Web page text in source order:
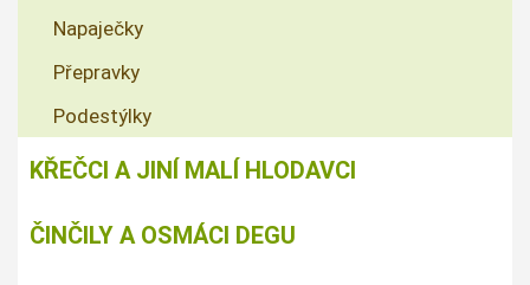
Napaječky
Přepravky
Podestýlky
KŘEČCI A JINÍ MALÍ HLODAVCI
ČINČILY A OSMÁCI DEGU